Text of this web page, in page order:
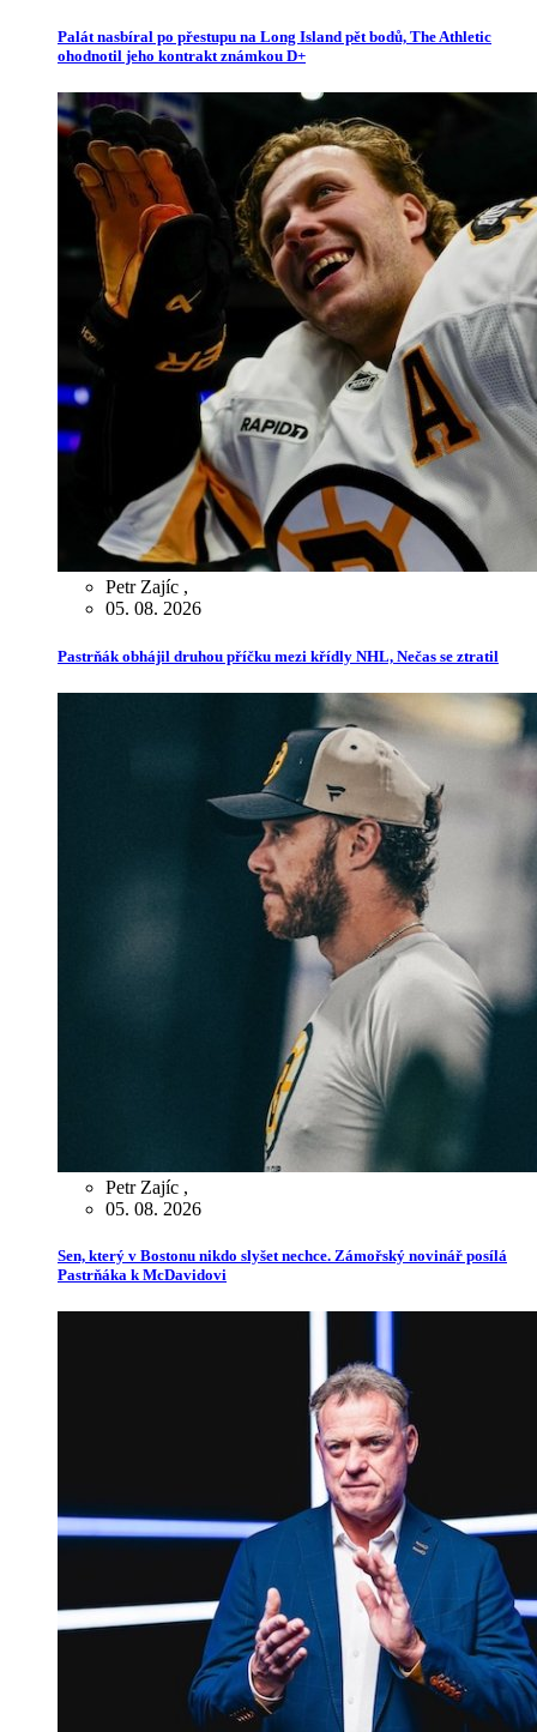
Palát nasbíral po přestupu na Long Island pět bodů, The Athletic
ohodnotil jeho kontrakt známkou D+
Petr Zajíc ,
05. 08. 2026
Pastrňák obhájil druhou příčku mezi křídly NHL, Nečas se ztratil
Petr Zajíc ,
05. 08. 2026
Sen, který v Bostonu nikdo slyšet nechce. Zámořský novinář posílá
Pastrňáka k McDavidovi